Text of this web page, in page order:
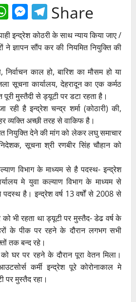
WhatsApp
Messenger
Telegram
Share
इन्द्रेश कोठरी के साथ न्याय किया जाए /
ने ज्ञापन सौंप कर की नियमित नियुक्ति की
निर्वाचन काल हो, बारिश का मौसम हो या
सूचना कार्यालय, देहरादून का एक कर्मठ
पूरी मुस्तैदी से ड्यूटी पर डटा रहता है।
है इन्द्रेश चन्द्र शर्मा (कोठारी) की,
व्यक्ति अच्छी तरह से वाकिफ है।
नियुक्ति देने की मांग को लेकर लघु समाचार
सूचना श्री रणबीर सिंह चौहान को
विभाग के माध्यम से है पदस्थ- इन्द्रेश
मे युवा कल्याण विभाग के माध्यम से
है। इन्द्रेश वर्ष 13 वर्षों से 2008 से
को भी रहता था ड्यूटी पर मुस्तैद- डेढ वर्ष के
के पीक पर रहने के दौरान लगभग सभी
तक बन्द रहे।
को घर पर रहने के दौरान पूरा वेतन मिला।
कर्मी इन्द्रेश पूरे कोरोनाकाल मे
पर मुस्तैद रहा।